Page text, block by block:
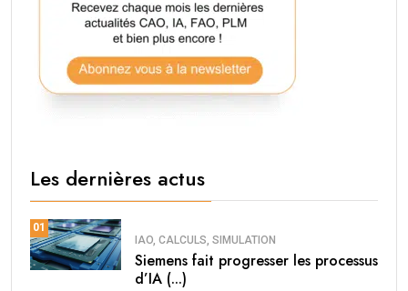
Les dernières actus
01
IAO, CALCULS, SIMULATION
Siemens fait progresser les processus
d’IA (...)